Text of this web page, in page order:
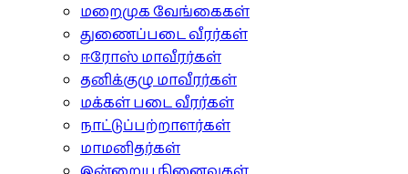
மறைமுக வேங்கைகள்
துணைப்படை வீரர்கள்
ஈரோஸ் மாவீரர்கள்
தனிக்குழு மாவீரர்கள்
மக்கள் படை வீரர்கள்
நாட்டுப்பற்றாளர்கள்
மாமனிதர்கள்